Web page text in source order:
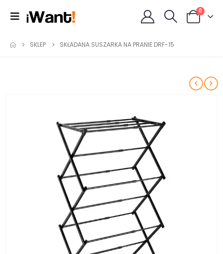
0
SKLEP SKŁADANA SUSZARKA NA PRANIE DRF-15